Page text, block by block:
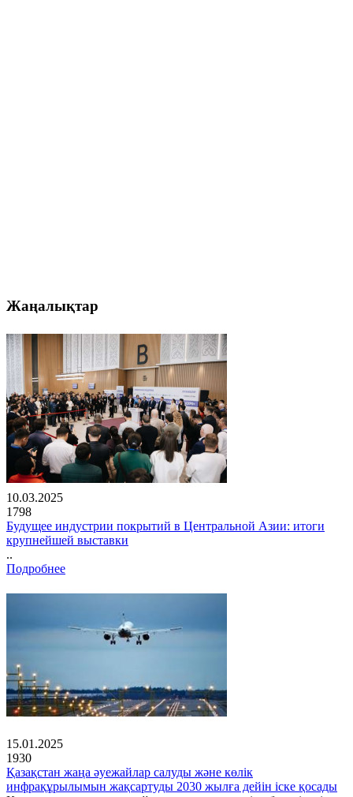
Жаңалықтар
10.03.2025
1798
Будущее индустрии покрытий в Центральной Азии: итоги
крупнейшей выставки
..
Подробнее
15.01.2025
1930
Қазақстан жаңа әуежайлар салуды және көлік
инфрақұрылымын жақсартуды 2030 жылға дейін іске қосады